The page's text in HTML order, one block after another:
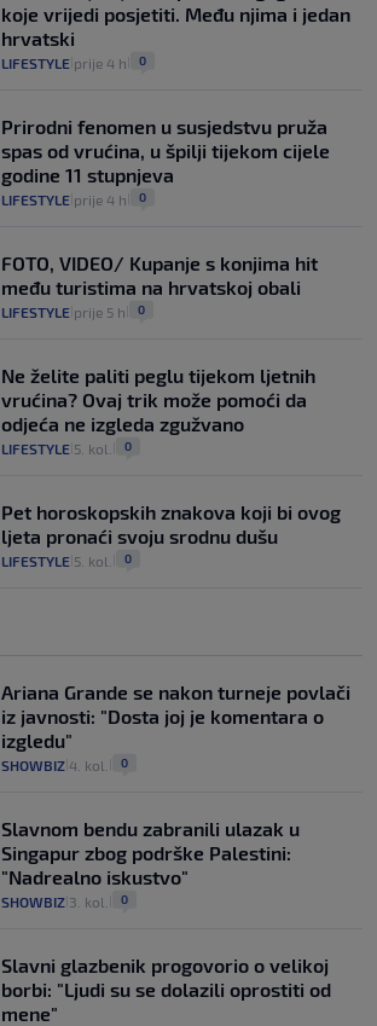
koje vrijedi posjetiti. Među njima i jedan
hrvatski
LIFESTYLE prije 4 h 0
Prirodni fenomen u susjedstvu pruža
spas od vrućina, u špilji tijekom cijele
godine 11 stupnjeva
LIFESTYLE prije 4 h 0
FOTO, VIDEO/ Kupanje s konjima hit
među turistima na hrvatskoj obali
LIFESTYLE prije 5 h 0
Ne želite paliti peglu tijekom ljetnih
vrućina? Ovaj trik može pomoći da
odjeća ne izgleda zgužvano
LIFESTYLE 5. kol. 0
Pet horoskopskih znakova koji bi ovog
ljeta pronaći svoju srodnu dušu
LIFESTYLE 5. kol. 0
Ariana Grande se nakon turneje povlači
iz javnosti: "Dosta joj je komentara o
izgledu"
SHOWBIZ 4. kol. 0
Slavnom bendu zabranili ulazak u
Singapur zbog podrške Palestini:
"Nadrealno iskustvo"
SHOWBIZ 3. kol. 0
Slavni glazbenik progovorio o velikoj
borbi: "Ljudi su se dolazili oprostiti od
mene"